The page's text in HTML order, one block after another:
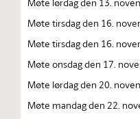
Møte tirsdag den 16.
Møte tirsdag den 16.
Møte onsdag den 17.
Møte lørdag den 20.
Møte mandag den 22.